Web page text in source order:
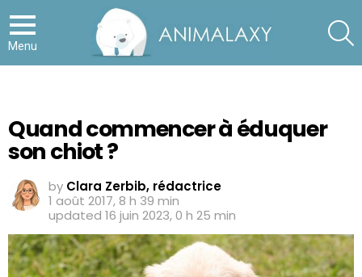
Menu
Quand commencer à éduquer
son chiot ?
by Clara Zerbib, rédactrice
1 août 2017, 8 h 39 min
updated 16 juin 2023, 0 h 25 min